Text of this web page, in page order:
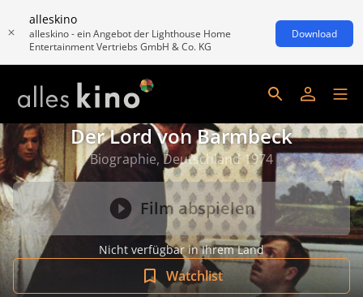
alleskino
alleskino - ein Angebot der Lighthouse Home
Entertainment Vertriebs GmbH & Co. KG
Download
Der Lord von Barmbeck
Biographie, Deutschland 1974
Film abspielen
Nicht verfügbar in Ihrem Land
Watchlist